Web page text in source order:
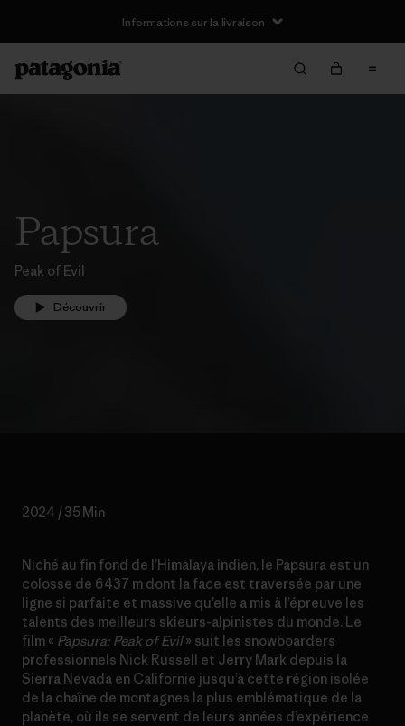
Informations sur la livraison
Papsura
Peak of Evil
Découvrir
2024 / 35 Min
Niché au fin fond de l’Himalaya indien, le Papsura est un
colosse de 6 437 m dont la face est traversée par une
ligne si parfaite et massive qu’elle a mis à l’épreuve les
talents des meilleurs skieurs-alpinistes du monde. Le
film « Papsura: Peak of Evil» suit les snowboarders
professionnels Nick Russell et Jerry Mark depuis la
Sierra Nevada en Californie jusqu’à cette région isolée
de la chaîne de montagnes la plus emblématique de la
planète, où ils se servent de leurs années d’expérience